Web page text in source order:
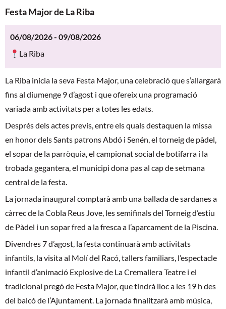
Festa Major de La Riba
06/08/2026 - 09/08/2026
La Riba
La Riba inicia la seva Festa Major, una celebració que s’allargarà
fins al diumenge 9 d’agost i que ofereix una programació
variada amb activitats per a totes les edats.
Després dels actes previs, entre els quals destaquen la missa
en honor dels Sants patrons Abdó i Senén, el torneig de pàdel,
el sopar de la parròquia, el campionat social de botifarra i la
trobada gegantera, el municipi dona pas al cap de setmana
central de la festa.
La jornada inaugural comptarà amb una ballada de sardanes a
càrrec de la Cobla Reus Jove, les semifinals del Torneig d’estiu
de Pàdel i un sopar fred a la fresca a l’aparcament de la Piscina.
Divendres 7 d’agost, la festa continuarà amb activitats
infantils, la visita al Molí del Racó, tallers familiars, l’espectacle
infantil d’animació Explosive de La Cremallera Teatre i el
tradicional pregó de Festa Major, que tindrà lloc a les 19 h des
del balcó de l’Ajuntament. La jornada finalitzarà amb música,